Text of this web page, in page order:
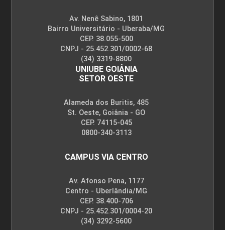
Av. Nenê Sabino, 1801
Bairro Universitário - Uberaba/MG
CEP. 38.055-500
CNPJ - 25.452.301/0002-68
(34) 3319-8800
UNIUBE GOIÂNIA
SETOR OESTE
Alameda dos Buritis, 485
St. Oeste, Goiânia - GO
CEP. 74115-045
0800-340-3113
CAMPUS VIA CENTRO
Av. Afonso Pena, 1177
Centro - Uberlândia/MG
CEP. 38.400-706
CNPJ - 25.452.301/0004-20
(34) 3292-5600